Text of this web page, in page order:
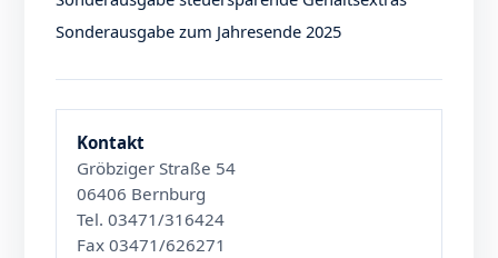
Sonderausgabe zum Jahresende 2025
Kontakt
Gröbziger Straße 54
06406 Bernburg
Tel. 03471/316424
Fax 03471/626271